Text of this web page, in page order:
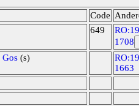
Code
649
1708
Gos (s)
1663